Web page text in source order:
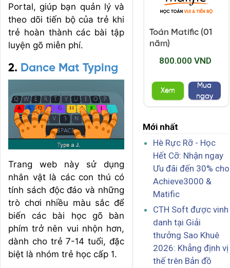
Portal, giúp bạn quản lý và
theo dõi tiến bộ của trẻ khi
trẻ hoàn thành các bài tập
luyện gõ miễn phí.
2. Dance Mat Typing
Trang web này sử dụng
nhân vật là các con thú có
tính sách độc đáo và những
trò chơi nhiều màu sắc để
biến các bài học gõ bàn
phím trở nên vui nhộn hơn,
dành cho trẻ 7-14 tuổi, đặc
biệt là nhóm trẻ học cấp 1.
Toán Matific (01
năm)
800.000 VND
Xem
Mua
ngay
Mới nhất
Hè Rực Rỡ - Học
Hết Cỡ: Nhận ngay
Ưu đãi đến 30% cho
Achieve3000 &
Matific
CTH Soft được vinh
danh tại Giải
thưởng Sao Khuê
2026: Khẳng định vị
thế trên Bản đồ